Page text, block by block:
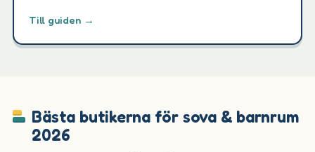
Till guiden →
Bästa butikerna för sova & barnrum
2026